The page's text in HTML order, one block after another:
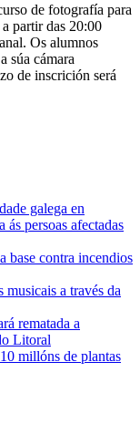
de fotografía para
partir das 20:00
Os alumnos
súa cámara
de inscrición será
galega en
ás persoas afectadas
base contra incendios
musicais a través da
rematada a
Litoral
millóns de plantas